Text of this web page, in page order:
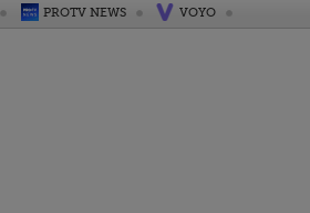
PROTV NEWS VOYO